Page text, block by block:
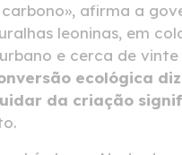
afirma a
leoninas, em
e cerca de
ecológica
da criação